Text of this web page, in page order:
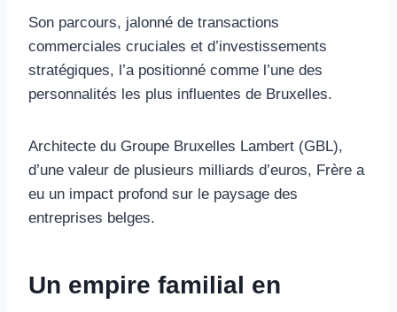
Son parcours, jalonné de transactions
commerciales cruciales et d’investissements
stratégiques, l’a positionné comme l’une des
personnalités les plus influentes de Bruxelles.
Architecte du Groupe Bruxelles Lambert (GBL),
d’une valeur de plusieurs milliards d’euros, Frère a
eu un impact profond sur le paysage des
entreprises belges.
Un empire familial en